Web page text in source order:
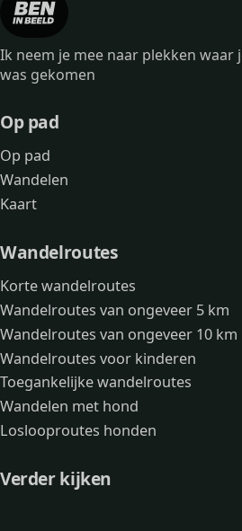
Ik neem je mee naar plekken waar
was gekomen
Op pad
Op pad
Wandelen
Kaart
Wandelroutes
Korte wandelroutes
Wandelroutes van ongeveer 5 km
Wandelroutes van ongeveer 10 km
Wandelroutes voor kinderen
Toegankelijke wandelroutes
Wandelen met hond
Loslooproutes honden
Verder kijken